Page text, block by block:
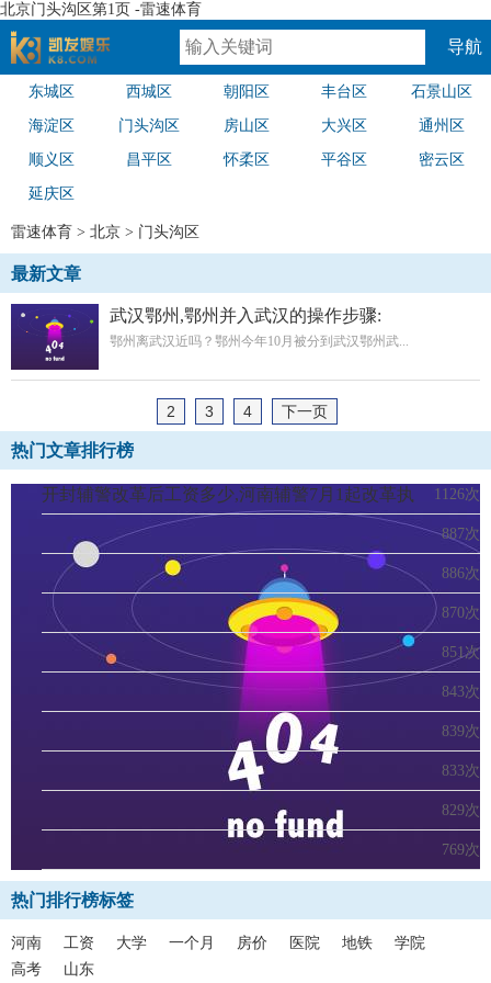
北京门头沟区第1页 -雷速体育
速体育
导航
东城区 西城区 朝阳区 丰台区 石景山区
海淀区 门头沟区 房山区 大兴区 通州区
顺义区 昌平区 怀柔区 平谷区 密云区
延庆区
雷速体育 > 北京 > 门头沟区
最新文章
武汉鄂州,鄂州并入武汉的操作步骤:
鄂州离武汉近吗？鄂州今年10月被分到武汉鄂州武...
2 3 4 下一页
热门文章排行榜
1126次
开封辅警改革后工资多少,河南辅警7月1起改革执
887次
886次
870次
851次
843次
839次
833次
829次
769次
热门排行榜标签
河南 工资 大学 一个月 房价 医院 地铁
学院
高考
山东